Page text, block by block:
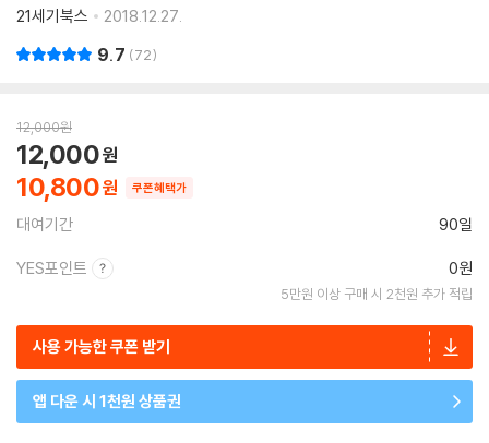
21세기북스
2018.12.27.
9.7 72
12,000원
10,800
12,000
쿠폰혜택가
대여기간 90일
YES포인트 0원
5만원 이상 구매 시 2천원 추가 적립
사용 가능한 쿠폰 받기
앱 다운 시 1천원 상품권